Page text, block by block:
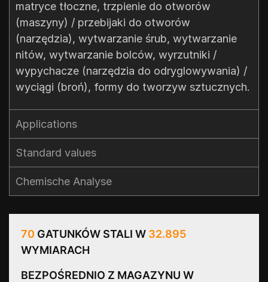
matryce tłoczne, trzpienie do otworów
(maszyny) / przebijaki do otworów
(narzędzia), wytwarzanie śrub, wytwarzanie
nitów, wytwarzanie bolców, wyrzutniki /
wypychacze (narzędzia do odryglowywania) /
wyciągi (broń), formy do tworzyw sztucznych.
Applications
Standard values​
Chemische Analyse
70 GATUNKÓW STALI W 32.895
WYMIARACH
BEZPOŚREDNIO Z MAGAZYNU W